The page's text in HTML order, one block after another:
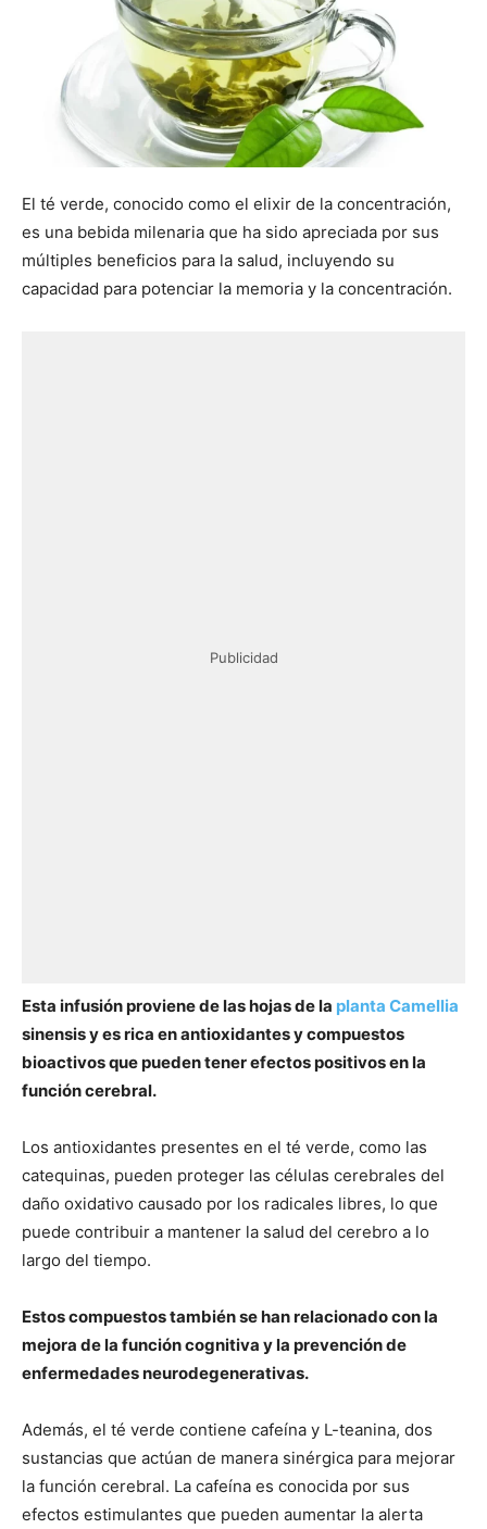
El té verde, conocido como el elixir de la concentración,
es una bebida milenaria que ha sido apreciada por sus
múltiples beneficios para la salud, incluyendo su
capacidad para potenciar la memoria y la concentración.
Publicidad
Esta infusión proviene de las hojas de la planta Camellia
sinensis y es rica en antioxidantes y compuestos
bioactivos que pueden tener efectos positivos en la
función cerebral.
Los antioxidantes presentes en el té verde, como las
catequinas, pueden proteger las células cerebrales del
daño oxidativo causado por los radicales libres, lo que
puede contribuir a mantener la salud del cerebro a lo
largo del tiempo.
Estos compuestos también se han relacionado con la
mejora de la función cognitiva y la prevención de
enfermedades neurodegenerativas.
Además, el té verde contiene cafeína y L-teanina, dos
sustancias que actúan de manera sinérgica para mejorar
la función cerebral. La cafeína es conocida por sus
efectos estimulantes que pueden aumentar la alerta